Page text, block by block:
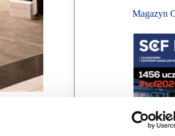
Magazyn